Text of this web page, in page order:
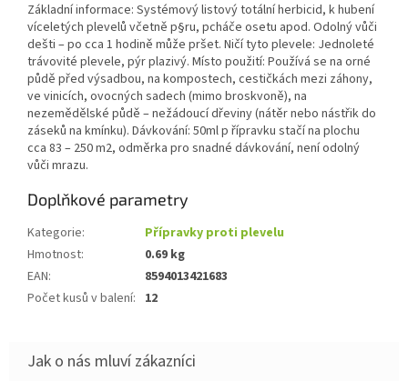
Základní informace: Systémový listový totální herbicid, k hubení
víceletých plevelů včetně p§ru, pcháče osetu apod. Odolný vůči
dešti – po cca 1 hodině může pršet. Ničí tyto plevele: Jednoleté
trávovité plevele, pýr plazivý. Místo použití: Používá se na orné
půdě před výsadbou, na kompostech, cestičkách mezi záhony,
ve vinicích, ovocných sadech (mimo broskvoně), na
nezemědělské půdě – nežádoucí dřeviny (nátěr nebo nástřik do
záseků na kmínku). Dávkování: 50ml p řípravku stačí na plochu
cca 83 – 250 m2, odměrka pro snadné dávkování, není odolný
vůči mrazu.
Doplňkové parametry
Kategorie:
Přípravky proti plevelu
Hmotnost:
0.69 kg
EAN:
8594013421683
Počet kusů v balení: 12